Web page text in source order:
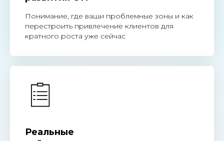
Понимание, где ваши проблемные зоны и как
перестроить привлечение клиентов для
кратного роста уже сейчас
Реальные